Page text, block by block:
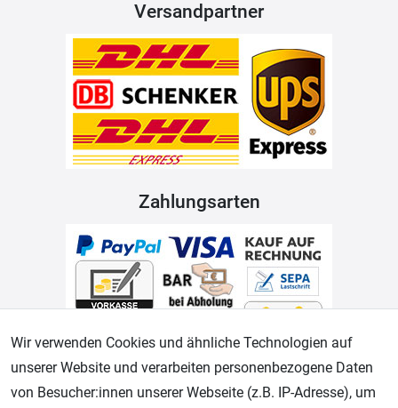
Versandpartner
Zahlungsarten
Geprüfter Shop
Wir verwenden Cookies und ähnliche Technologien auf
unserer Website und verarbeiten personenbezogene Daten
von Besucher:innen unserer Webseite (z.B. IP-Adresse), um